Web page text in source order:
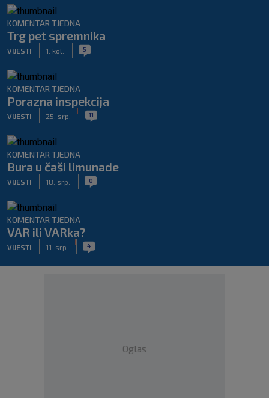
KOMENTAR TJEDNA
Trg pet spremnika
VIJESTI 1. kol. 5
KOMENTAR TJEDNA
Porazna inspekcija
VIJESTI 25. srp. 11
KOMENTAR TJEDNA
Bura u čaši limunade
VIJESTI 18. srp. 0
KOMENTAR TJEDNA
VAR ili VARka?
VIJESTI 11. srp. 4
Oglas